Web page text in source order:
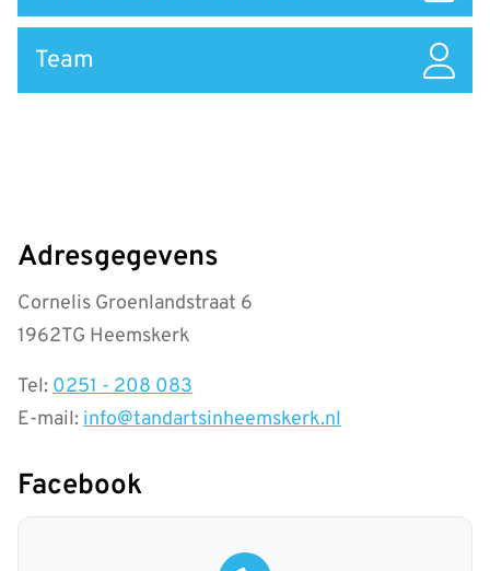
Team
Adresgegevens
Cornelis Groenlandstraat 6
1962TG Heemskerk
Tel:0251 - 208 083
E-mail:info@tandartsinheemskerk.nl
Facebook